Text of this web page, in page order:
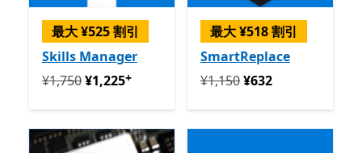
最大 ¥525 割引
Skills Manager
定価 ¥1,750 今すぐ ¥1,225
アプリ内購入が提供されて
¥1,750¥1,225+
最大 ¥518 割引
SmartReplace
定価 ¥1,150 今すぐ ¥632
¥1,150¥632